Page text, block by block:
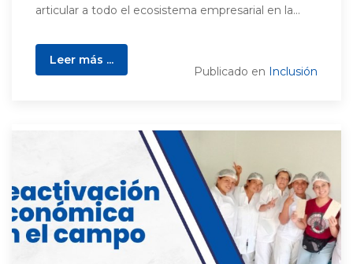
articular a todo el ecosistema empresarial en la...
Leer más ...
Publicado en Inclusión